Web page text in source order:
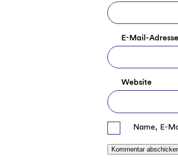
E-Mail-Adresse
Website
Name, E-